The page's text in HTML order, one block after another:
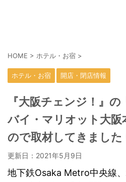
HOME > ホテル・お宿 >
ホテル・お宿 開店・閉店情報
『大阪チェンジ！』の
バイ・マリオット大阪
ので取材してきました
更新日： 2021年5月9日
地下鉄Osaka Metro中央線、